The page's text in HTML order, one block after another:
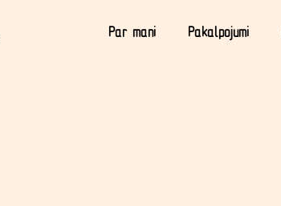
Par mani Pakalpojumi